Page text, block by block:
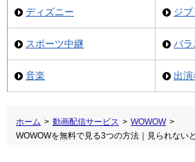
ディズニー ジブ
スポーツ中継 バラ
音楽 出演
ホーム > 動画配信サービス > WOWOW >
WOWOWを無料で見る3つの方法｜見られない